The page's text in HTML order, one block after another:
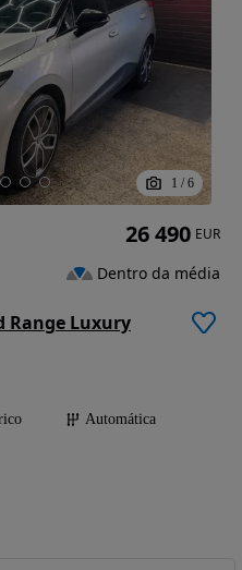
1 / 6
Range Luxury
Automática
26 490 EUR
Dentro da média